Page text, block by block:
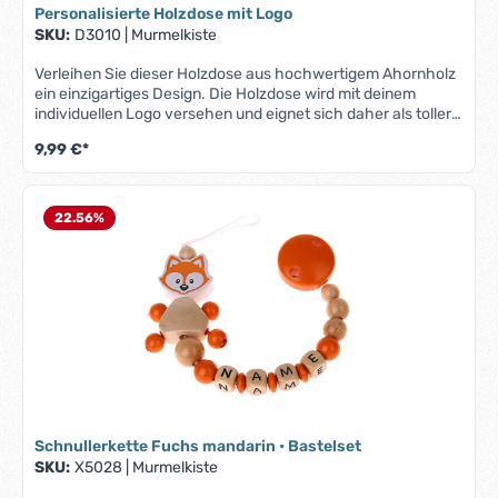
Personalisierte Holzdose mit Logo
SKU: D3010 Murmelkiste
Verleihen Sie dieser Holzdose aus hochwertigem Ahornholz
ein einzigartiges Design. Die Holzdose wird mit deinem
individuellen Logo versehen und eignet sich daher als toller
natürliche Optik durch hochwertiges AhornholzIndividuelles
Logo: Ihr persönliches Logo wird präzise auf die Oberfläche
personalisierte GeschenkeMaße: Durchmesser: 4cm und
Höhe: 4,6cmDein Logo kannst du uns per E-Mail an:
info@murmelkiste.de senden.
9,99 €*
22.56%
Schnullerkette Fuchs mandarin • Bastelset
SKU: X5028 Murmelkiste